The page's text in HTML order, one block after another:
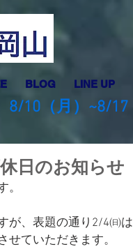
BLOG LINE UP
8/10（月）~8/
日のお知らせ
。
が、表題の通り2/4㈰
せていただきます。